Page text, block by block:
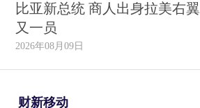
比亚新总统 商人出身拉美右翼
又一员
2026年08月09日
财新移动